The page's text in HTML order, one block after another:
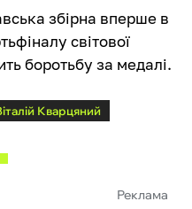
збірна вперше в
світової
боротьбу за медалі.
Кварцяний
Реклама